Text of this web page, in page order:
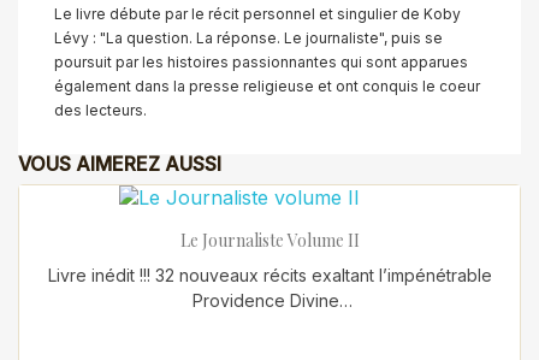
Le livre débute par le récit personnel et singulier de Koby
Lévy : "La question. La réponse. Le journaliste", puis se
poursuit par les histoires passionnantes qui sont apparues
également dans la presse religieuse et ont conquis le coeur
des lecteurs.
VOUS AIMEREZ AUSSI
Le Journaliste Volume II
Livre inédit !!! 32 nouveaux récits exaltant l’impénétrable
Providence Divine…